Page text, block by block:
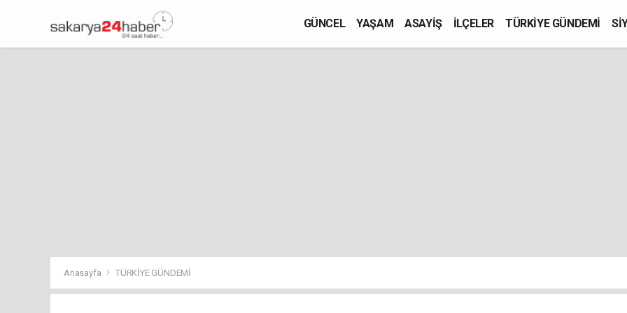
GÜNCEL YAŞAM ASAYİŞ İLÇELER TÜRKİYE GÜNDEMİ
Anasayfa TÜRKİYE GÜNDEMİ